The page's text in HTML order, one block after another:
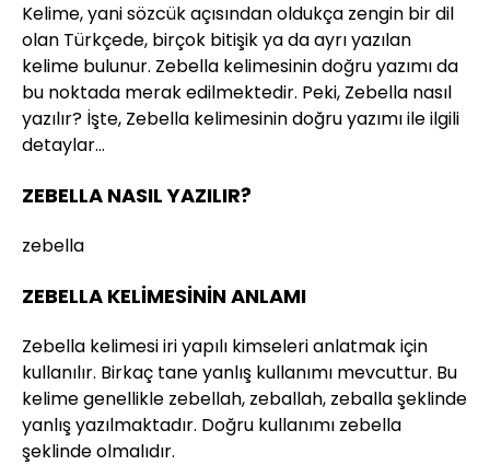
Kelime, yani sözcük açısından oldukça zengin bir dil
olan Türkçede, birçok bitişik ya da ayrı yazılan
kelime bulunur. Zebella kelimesinin doğru yazımı da
bu noktada merak edilmektedir. Peki, Zebella nasıl
yazılır? İşte, Zebella kelimesinin doğru yazımı ile ilgili
detaylar…
ZEBELLA NASIL YAZILIR?
zebella
ZEBELLA KELİMESİNİN ANLAMI
Zebella kelimesi iri yapılı kimseleri anlatmak için
kullanılır. Birkaç tane yanlış kullanımı mevcuttur. Bu
kelime genellikle zebellah, zeballah, zeballa şeklinde
yanlış yazılmaktadır. Doğru kullanımı zebella
şeklinde olmalıdır.